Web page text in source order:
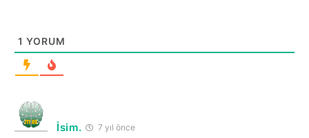
1 YORUM
İsim. 7 yıl önce